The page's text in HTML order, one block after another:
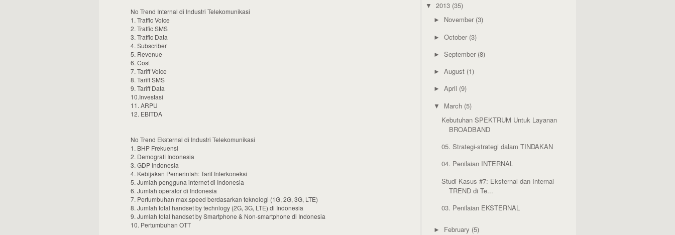
No Trend Internal di Industri Telekomunikasi
1. Traffic Voice
2. Traffic SMS
3. Traffic Data
4. Subscriber
5. Revenue
6. Cost
7. Tariff Voice
8. Tariff SMS
9. Tariff Data
10.Investasi
11. ARPU
12. EBITDA
No Trend Eksternal di Industri Telekomunikasi
1. BHP Frekuensi
2. Demografi Indonesia
3. GDP Indonesia
4. Kebijakan Pemerintah: Tarif Interkoneksi
5. Jumlah pengguna internet di Indonesia
6. Jumlah operator di Indonesia
7. Pertumbuhan max.speed berdasarkan teknologi (1G, 2G, 3G, LTE)
8. Jumlah total handset by technlogy (2G, 3G, LTE) di Indonesia
9. Jumlah total handset by Smartphone & Non-smartphone di Indonesia
10. Pertumbuhan OTT
▼ 2013 (35)
► November (3)
► October (3)
► September (8)
► August (1)
► April (9)
▼ March (5)
Kebutuhan SPEKTRUM Untuk Layanan
BROADBAND
05. Strategi-strategi dalam TINDAKAN
04. Penilaian INTERNAL
Studi Kasus #7: Eksternal dan Internal
TREND di Te...
03. Penilaian EKSTERNAL
► February (5)